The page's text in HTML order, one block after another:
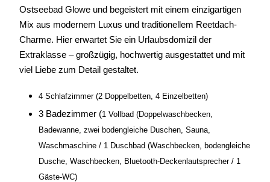
Ostseebad Glowe und begeistert mit einem einzigartigen
Mix aus modernem Luxus und traditionellem Reetdach-
Charme. Hier erwartet Sie ein Urlaubsdomizil der
Extraklasse – großzügig, hochwertig ausgestattet und mit
viel Liebe zum Detail gestaltet.
4 Schlafzimmer (2 Doppelbetten, 4 Einzelbetten)
3 Badezimmer (1 Vollbad (Doppelwaschbecken,
Badewanne, zwei bodengleiche Duschen, Sauna,
Waschmaschine / 1 Duschbad (Waschbecken, bodengleiche
Dusche, Waschbecken, Bluetooth-Deckenlautsprecher / 1
Gäste-WC)